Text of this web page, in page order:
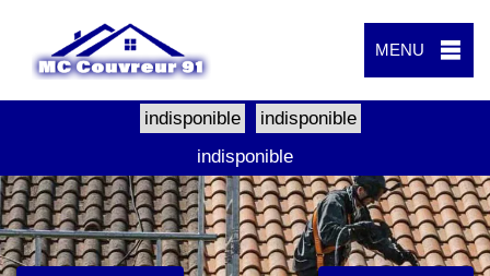
MENU
indisponible
indisponible
indisponible